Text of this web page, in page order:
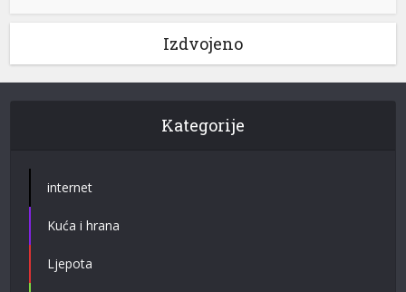
Izdvojeno
Kategorije
internet
Kuća i hrana
Ljepota